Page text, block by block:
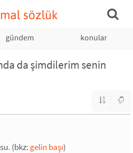
sözlük
gündem konular
da şimdilerim senin
su. (bkz: gelin başı)